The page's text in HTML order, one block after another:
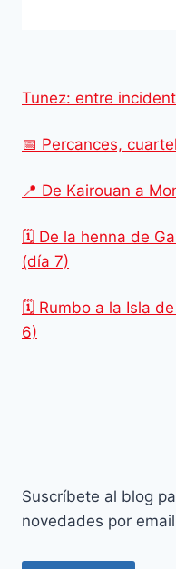
Tunez: entre
📅 Percances,
📍 De Kairouan a
🗓️ De la henna de
(día 7)
🗓️ Rumbo a la Isla
6)
Suscríbete al blog
novedades por